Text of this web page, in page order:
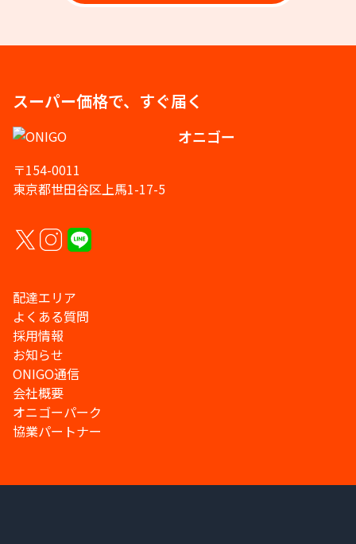
スーパー価格で、すぐ届く
オニゴー
〒154-0011
東京都世田谷区上馬1-17-5
配達エリア
よくある質問
採用情報
お知らせ
ONIGO通信
会社概要
オニゴーパーク
協業パートナー